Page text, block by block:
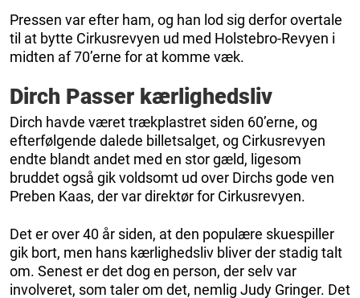
Pressen var efter ham, og han lod sig derfor overtale
til at bytte Cirkusrevyen ud med Holstebro-Revyen i
midten af 70’erne for at komme væk.
Dirch Passer kærlighedsliv
Dirch havde været trækplastret siden 60’erne, og
efterfølgende dalede billetsalget, og Cirkusrevyen
endte blandt andet med en stor gæld, ligesom
bruddet også gik voldsomt ud over Dirchs gode ven
Preben Kaas, der var direktør for Cirkusrevyen.
Det er over 40 år siden, at den populære skuespiller
gik bort, men hans kærlighedsliv bliver der stadig talt
om. Senest er det dog en person, der selv var
involveret, som taler om det, nemlig Judy Gringer. Det